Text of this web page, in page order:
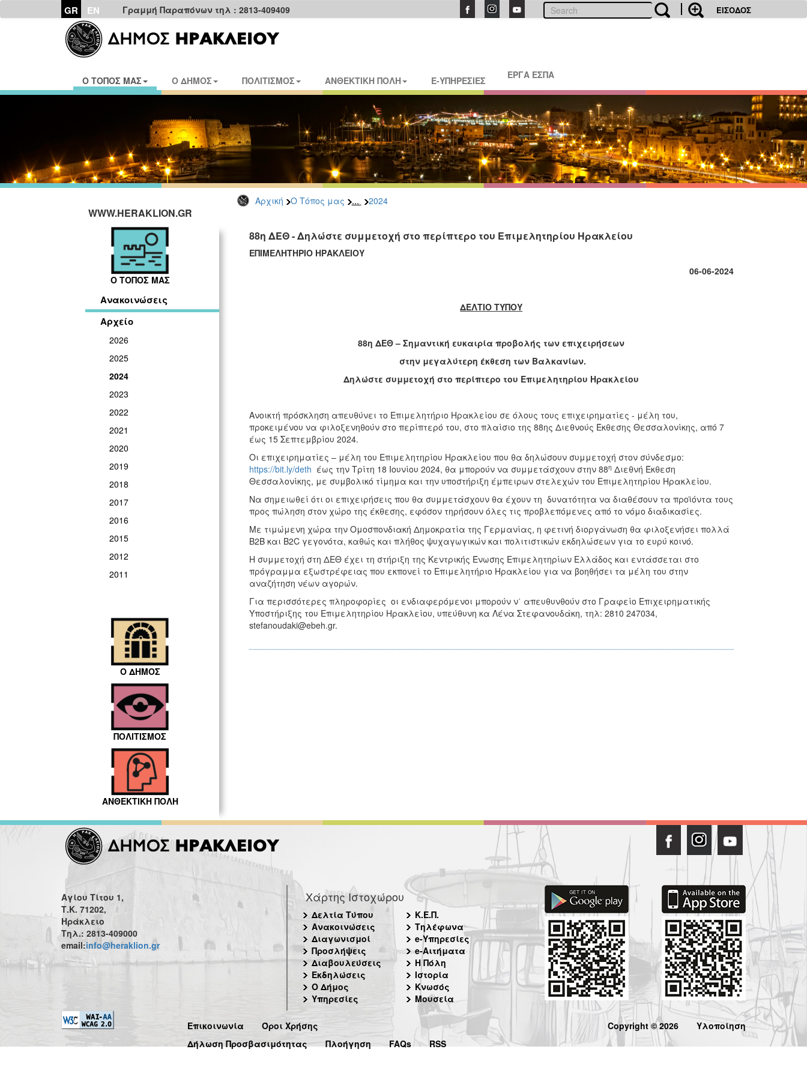
GR EN Γραμμή Παραπόνων τηλ : 2813-409409 ΕΙΣΟΔΟΣ
Ο ΤΟΠΟΣ ΜΑΣ Ο ΔΗΜΟΣ ΠΟΛΙΤΙΣΜΟΣ ΑΝΘΕΚΤΙΚΗ ΠΟΛΗ E-ΥΠΗΡΕΣΙΕΣ ΕΡΓΑ ΕΣΠΑ
Αρχική Ο Τόπος μας ... 2024
WWW.HERAKLION.GR
Ο ΤΟΠΟΣ ΜΑΣ
Ανακοινώσεις
Αρχείο
2026
2025
2024
2023
2022
2021
2020
2019
2018
2017
2016
2015
2012
2011
Ο ΔΗΜΟΣ
ΠΟΛΙΤΙΣΜΟΣ
ΑΝΘΕΚΤΙΚΗ ΠΟΛΗ
88η ΔΕΘ - Δηλώστε συμμετοχή στο περίπτερο του Επιμελητηρίου Ηρακλείου
ΕΠΙΜΕΛΗΤΗΡΙΟ ΗΡΑΚΛΕΙΟΥ
06-06-2024
ΔΕΛΤΙΟ ΤΥΠΟΥ
88η ΔΕΘ – Σημαντική ευκαιρία προβολής των επιχειρήσεων
στην μεγαλύτερη έκθεση των Βαλκανίων.
Δηλώστε συμμετοχή στο περίπτερο του Επιμελητηρίου Ηρακλείου
Ανοικτή πρόσκληση απευθύνει το Επιμελητήριο Ηρακλείου σε όλους τους επιχειρηματίες - μέλη του,
προκειμένου να φιλοξενηθούν στο περίπτερό του, στο πλαίσιο της 88ης Διεθνούς Έκθεσης Θεσσαλονίκης, από 7
έως 15 Σεπτεμβρίου 2024.
Οι επιχειρηματίες – μέλη του Επιμελητηρίου Ηρακλείου που θα δηλώσουν συμμετοχή στον σύνδεσμο:
https://bit.ly/deth έως την Τρίτη 18 Ιουνίου 2024, θα μπορούν να συμμετάσχουν στην 88η Διεθνή Έκθεση
Θεσσαλονίκης, με συμβολικό τίμημα και την υποστήριξη έμπειρων στελεχών του Επιμελητηρίου Ηρακλείου.
Να σημειωθεί ότι οι επιχειρήσεις που θα συμμετάσχουν θα έχουν τη δυνατότητα να διαθέσουν τα προϊόντα τους
προς πώληση στον χώρο της έκθεσης, εφόσον τηρήσουν όλες τις προβλεπόμενες από το νόμο διαδικασίες.
Με τιμώμενη χώρα την Ομοσπονδιακή Δημοκρατία της Γερμανίας, η φετινή διοργάνωση θα φιλοξενήσει πολλά
Β2Β και Β2C γεγονότα, καθώς και πλήθος ψυχαγωγικών και πολιτιστικών εκδηλώσεων για το ευρύ κοινό.
Η συμμετοχή στη ΔΕΘ έχει τη στήριξη της Κεντρικής Ένωσης Επιμελητηρίων Ελλάδος και εντάσσεται στο
πρόγραμμα εξωστρέφειας που εκπονεί το Επιμελητήριο Ηρακλείου για να βοηθήσει τα μέλη του στην
αναζήτηση νέων αγορών.
Για περισσότερες πληροφορίες οι ενδιαφερόμενοι μπορούν ν΄ απευθυνθούν στο Γραφείο Επιχειρηματικής
Υποστήριξης του Επιμελητηρίου Ηρακλείου, υπεύθυνη κα Λένα Στεφανουδάκη, τηλ: 2810 247034,
stefanoudaki@ebeh.gr.
Αγίου Τίτου 1,
Τ.Κ. 71202,
Ηράκλειο
Τηλ.: 2813-409000
email:info@heraklion.gr
Χάρτης Ιστοχώρου
Δελτία Τύπου
Ανακοινώσεις
Διαγωνισμοί
Προσλήψεις
Διαβουλεύσεις
Εκδηλώσεις
Ο Δήμος
Υπηρεσίες
Κ.Ε.Π.
Τηλέφωνα
e-Υπηρεσίες
e-Αιτήματα
Η Πόλη
Ιστορία
Κνωσός
Μουσεία
Επικοινωνία
Όροι Χρήσης
Δήλωση Προσβασιμότητας
Πλοήγηση FAQs RSS
Copyright © 2026 Υλοποίηση